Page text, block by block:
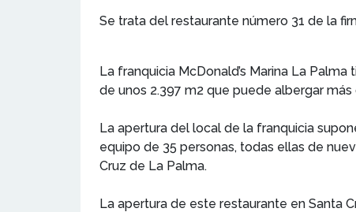
Se trata del restaurante número 31 de la
La franquicia McDonald’s Marina La
de unos 2.397 m2 que puede albergar
La apertura del local de la franquicia
equipo de 35 personas, todas ellas de
Cruz de La Palma.
La apertura de este restaurante en Santa